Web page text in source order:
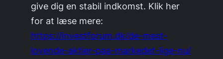
give dig en stabil indkomst. Klik her
for at læse mere:
https://investforum.dk/de-mest-
lovende-aktier-paa-markedet-lige-nu/